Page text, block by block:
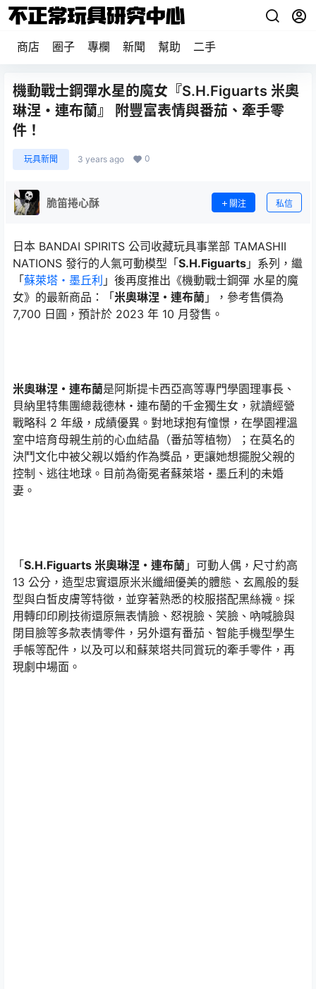
商店 圈子 專欄 新聞 幫助 二手
機動戰士鋼彈水星的魔女『S.H.Figuarts 米奧
琳涅・連布蘭』 附豐富表情與番茄、牽手零
件！
玩具新聞 3 years ago 0
脆笛捲心酥 關注 私信
日本 BANDAI SPIRITS 公司收藏玩具事業部 TAMASHII
NATIONS 發行的人氣可動模型「S.H.Figuarts 」系列，繼
「蘇萊塔・墨丘利 」後再度推出《機動戰士鋼彈 水星的魔
女》的最新商品：「米奧琳涅・連布蘭 」，參考售價為
7,700 日圓，預計於 2023 年 10 月發售。
米奧琳涅・連布蘭是阿斯提卡西亞高等專門學園理事長、
貝納里特集團總裁德林・連布蘭的千金獨生女，就讀經營
戰略科 2 年級，成績優異。對地球抱有憧憬，在學園裡溫
室中培育母親生前的心血結晶（番茄等植物）；在莫名的
決鬥文化中被父親以婚約作為獎品，更讓她想擺脫父親的
控制、逃往地球。目前為衛冕者蘇萊塔・墨丘利的未婚
妻。
「S.H.Figuarts 米奧琳涅・連布蘭 」可動人偶，尺寸約高
13 公分，造型忠實還原米米纖細優美的體態、玄鳳般的髮
型與白皙皮膚等特徵，並穿著熟悉的校服搭配黑絲襪。採
用轉印印刷技術還原無表情臉、怒視臉、笑臉、吶喊臉與
閉目臉等多款表情零件，另外還有番茄、智能手機型學生
手帳等配件，以及可以和蘇萊塔共同賞玩的牽手零件，再
現劇中場面。